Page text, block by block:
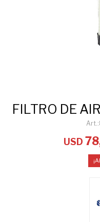
FILTRO DE
USD